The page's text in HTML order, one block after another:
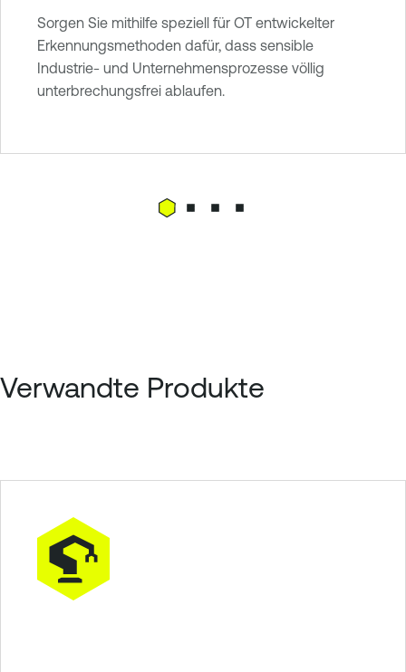
Sorgen Sie mithilfe speziell für OT entwickelter
Erkennungsmethoden dafür, dass sensible
Industrie- und Unternehmensprozesse völlig
unterbrechungsfrei ablaufen.
Verwandte Produkte